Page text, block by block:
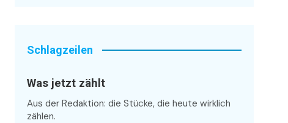
Schlagzeilen
Was jetzt zählt
Aus der Redaktion: die Stücke, die heute wirklich
zählen.